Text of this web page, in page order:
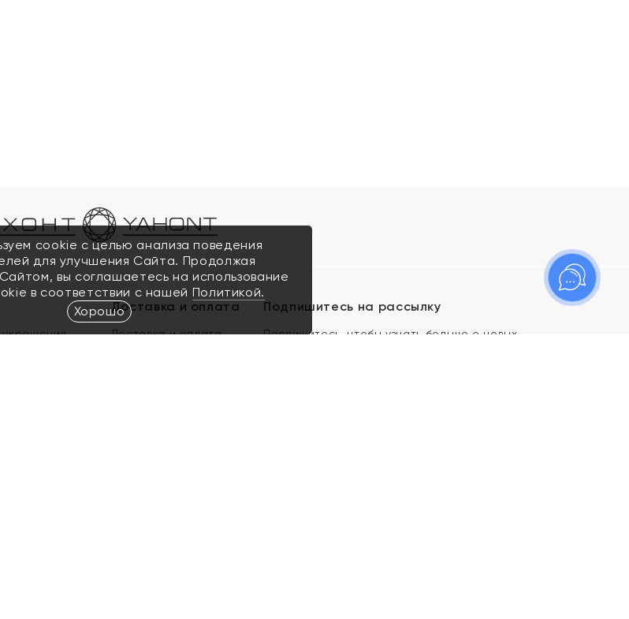
украшения
Доставка и оплата
Доставка и оплата
Подпишитесь на рассылку
Подпишитесь, чтобы узнать больше о новых
cookie с целью анализа поведения
для улучшения Сайта. Продолжая
вы соглашаетесь на использование
в соответствии с нашей Политикой.
Хорошо